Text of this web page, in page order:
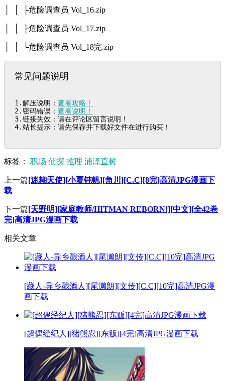
│ │ ├危险调查员 Vol_16.zip
│ │ ├危险调查员 Vol_17.zip
│ │ └危险调查员 Vol_18完.zip
常见问题说明
1.解压说明： 查看攻略！
2.密码错误： 查看说明！
3.链接失效：请在评论区留言说明！
4.站长提示：请先保存并下载好文件在进行购买！
标签： 职场 侦探 推理 浦泽直树
上一篇[迷糊天使][小夏钝帆][角川][C.C][8完]高清JPG漫画下
载
下一篇[天野明][家庭教师/HITMAN REBORN!][中文][全42卷
完]高清JPG漫画下载
相关文章
[藏人-异乡酿酒人][尾濑朗][文传][C.C][10完]高清JPG漫
画下载
[超偶经纪人][猪熊忍][东贩][4完]高清JPG漫画下载